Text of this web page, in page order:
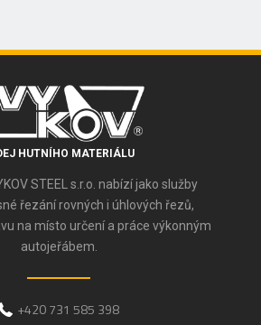
HUTNÍHO MATERIÁLU
STEEL s.r.o. nabízí jako služby
řezání rovných i úhlových řezů,
na místo určení a práce výkonným
autojeřábem.
+420 731 585 398